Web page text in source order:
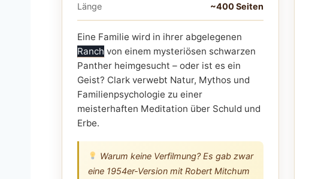
Länge ~400 Seiten
Eine Familie wird in ihrer abgelegenen
Ranch von einem mysteriösen schwarzen
Panther heimgesucht – oder ist es ein
Geist? Clark verwebt Natur, Mythos und
Familienpsychologie zu einer
meisterhaften Meditation über Schuld und
Erbe.
Warum keine Verfilmung? Es gab zwar
eine 1954er-Version mit Robert Mitchum